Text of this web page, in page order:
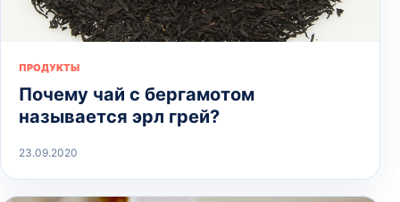
ПРОДУКТЫ
Почему чай с бергамотом
называется эрл грей?
23.09.2020